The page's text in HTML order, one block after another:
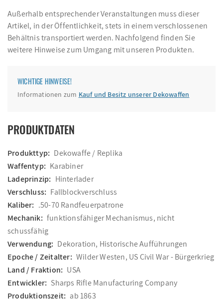
Außerhalb entsprechender Veranstaltungen muss dieser
Artikel, in der Öffentlichkeit, stets in einem verschlossenen
Behältnis transportiert werden. Nachfolgend finden Sie
weitere Hinweise zum Umgang mit unseren Produkten.
WICHTIGE HINWEISE!
Informationen zum Kauf und Besitz unserer Dekowaffen
PRODUKTDATEN
Produkttyp: Dekowaffe / Replika
Waffentyp: Karabiner
Ladeprinzip: Hinterlader
Verschluss: Fallblockverschluss
Kaliber: .50-70 Randfeuerpatrone
Mechanik: funktionsfähiger Mechanismus, nicht
schussfähig
Verwendung: Dekoration, Historische Aufführungen
Epoche / Zeitalter: Wilder Westen, US Civil War - Bürgerkrieg
Land / Fraktion: USA
Entwickler: Sharps Rifle Manufacturing Company
Produktionszeit: ab 1863